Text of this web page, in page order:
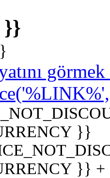
}}
}}
}}